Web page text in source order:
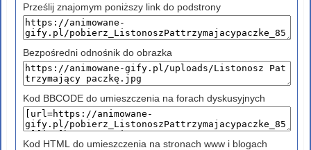
Prześlij znajomym poniższy link do podstrony
Bezpośredni odnośnik do obrazka
Kod BBCODE do umieszczenia na forach dyskusyjnych
Kod HTML do umieszczenia na stronach www i blogach